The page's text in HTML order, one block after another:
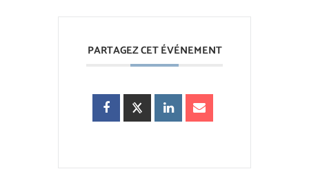
PARTAGEZ CET ÉVÉNEMENT